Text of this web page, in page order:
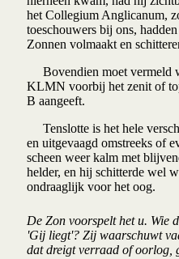
het Collegium Anglicanum,
toeschouwers bij ons,
Zonnen volmaakt en
Bovendien moet vermeld
KLMN voorbij het zenit of
B aangeeft.
Tenslotte is het hele
en uitgevaagd omstreeks of
scheen weer kalm met
helder, en hij schitterde wel
ondraaglijk voor het oog.
De Zon voorspelt het u. Wie
'Gij liegt'? Zij waarschuwt
dat dreigt verraad of oorlog,